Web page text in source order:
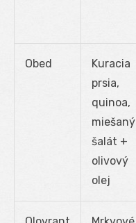
Obed
Kuracia
prsia,
quinoa,
miešaný
šalát +
olivový
olej